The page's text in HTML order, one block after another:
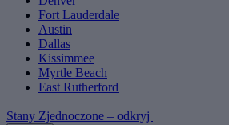
Fort Lauderdale
Austin
Dallas
Kissimmee
Myrtle Beach
East Rutherford
Stany Zjednoczone – odkryj